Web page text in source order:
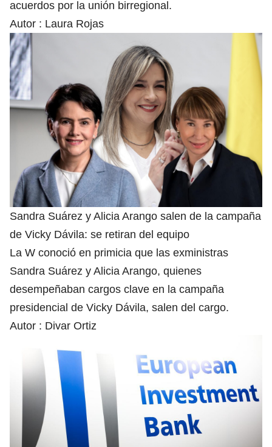
acuerdos por la unión birregional.
Autor : Laura Rojas
Sandra Suárez y Alicia Arango salen de la campaña
de Vicky Dávila: se retiran del equipo
La W conoció en primicia que las exministras
Sandra Suárez y Alicia Arango, quienes
desempeñaban cargos clave en la campaña
presidencial de Vicky Dávila, salen del cargo.
Autor : Divar Ortiz